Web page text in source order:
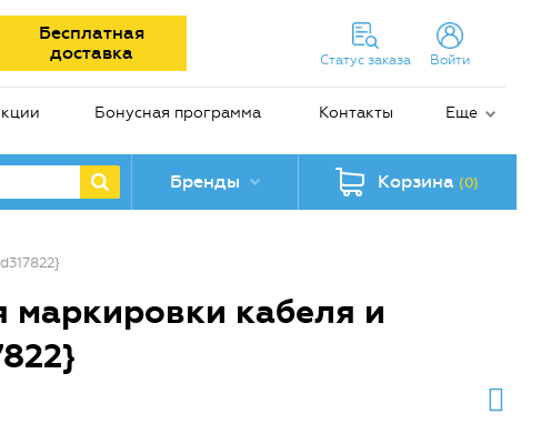
Бесплатная
доставка
Статус заказа Войти
Бонусная программа Контакты Еще
Бренды Корзина (0)
маркировки кабеля и